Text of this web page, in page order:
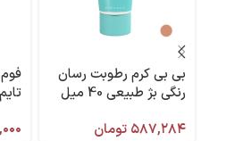
بی بی کرم رطوبت رسان
رنگی بژ طبیعی 40 میل
۵۸۷,۲۸۴ تومان